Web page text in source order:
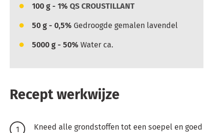
100 g - 1% QS CROUSTILLANT
50 g - 0,5% Gedroogde gemalen lavendel
5000 g - 50% Water ca.
Recept werkwijze
Kneed alle grondstoffen tot een soepel en goed